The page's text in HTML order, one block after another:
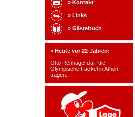
» Kontakt
» Links
» Gästebuch
» Heute vor 22 Jahren:
Otto Rehhagel darf die
Olympische Fackel in Athen
tragen.